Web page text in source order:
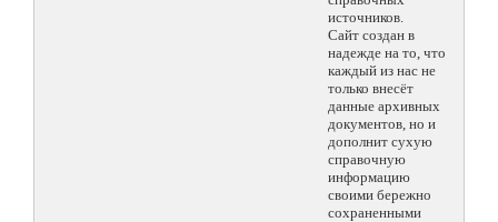
источников.
Сайт создан в
надежде на то, что
каждый из нас не
только внесёт
данные архивных
документов, но и
дополнит сухую
справочную
информацию
своими бережно
сохраненными